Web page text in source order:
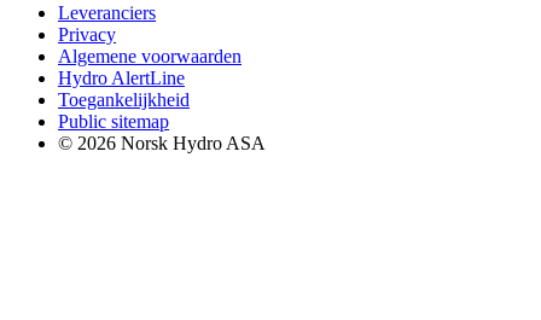
Leveranciers
Privacy
Algemene voorwaarden
Hydro AlertLine
Toegankelijkheid
Public sitemap
© 2026 Norsk Hydro ASA